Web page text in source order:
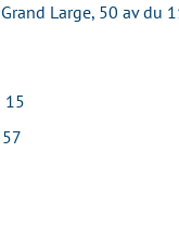
Large, 50 av
15